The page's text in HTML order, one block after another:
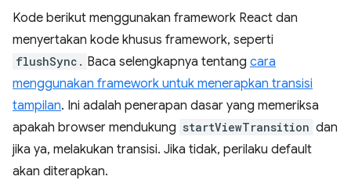
Kode berikut menggunakan framework React dan
menyertakan kode khusus framework, seperti
flushSync. Baca selengkapnya tentang cara
menggunakan framework untuk menerapkan transisi
tampilan. Ini adalah penerapan dasar yang memeriksa
apakah browser mendukung startViewTransition dan
jika ya, melakukan transisi. Jika tidak, perilaku default
akan diterapkan.